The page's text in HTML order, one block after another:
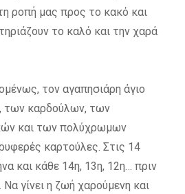
ροπή μας προς το κακό και
το καλό και την χαρά
τον αγαπησιάρη άγιο
των καρδούλων, των
και των πολύχρωμων
καρτούλες. Στις 14
και κάθε 14η, 13η, 12η… πριν
γίνει η ζωή χαρούμενη και